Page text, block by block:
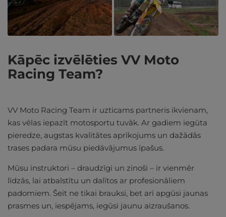
Kāpēc izvēlēties VV Moto
Racing Team?
VV Moto Racing Team ir uzticams partneris ikvienam,
kas vēlas iepazīt motosportu tuvāk. Ar gadiem iegūta
pieredze, augstas kvalitātes aprīkojums un dažādās
trases padara mūsu piedāvājumus īpašus.
Mūsu instruktori – draudzīgi un zinoši – ir vienmēr
līdzās, lai atbalstītu un dalītos ar profesionāliem
padomiem. Šeit ne tikai brauksi, bet arī apgūsi jaunas
prasmes un, iespējams, iegūsi jaunu aizraušanos.